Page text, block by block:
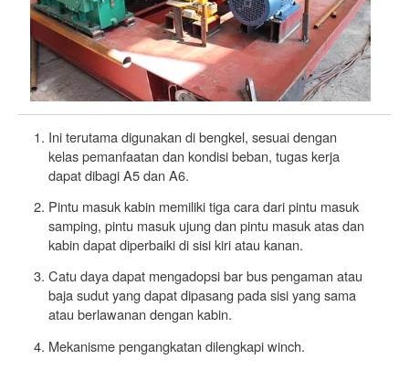
Ini terutama digunakan di bengkel, sesuai dengan
kelas pemanfaatan dan kondisi beban, tugas kerja
dapat dibagi A5 dan A6.
Pintu masuk kabin memiliki tiga cara dari pintu masuk
samping, pintu masuk ujung dan pintu masuk atas dan
kabin dapat diperbaiki di sisi kiri atau kanan.
Catu daya dapat mengadopsi bar bus pengaman atau
baja sudut yang dapat dipasang pada sisi yang sama
atau berlawanan dengan kabin.
Mekanisme pengangkatan dilengkapi winch.